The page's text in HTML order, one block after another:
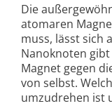
Die
atomaren
muss, lässt sich
Nanoknoten
Magnet gegen
von selbst.
umzudrehen ist